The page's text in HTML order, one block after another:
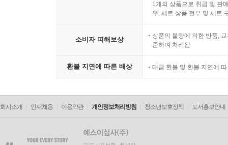
1개의 상품으로 취급 및 판
우, 세트 상품 전부 및 세트
소비자 피해보상
상품의 불량에 의한 반품,
준하여 처리됨
환불 지연에 따른 배상 대금 환불 및 환불 지연에
회사소개 인재채용 이용약관 개인정보처리방침 청소년보호정책 도서홍보안내